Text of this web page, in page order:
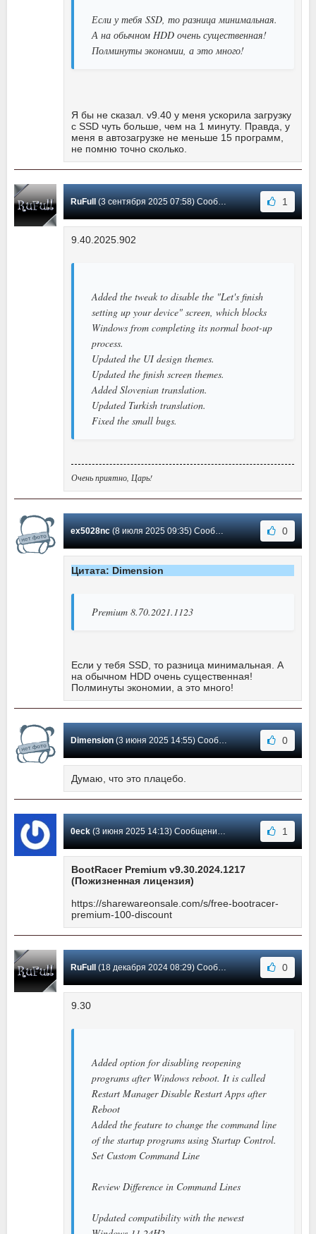
Если у тебя SSD, то разница минимальная.
А на обычном HDD очень существенная!
Полминуты экономии, а это много!
Я бы не сказал. v9.40 у меня ускорила загрузку
с SSD чуть больше, чем на 1 минуту. Правда, у
меня в автозагрузке не меньше 15 программ,
не помню точно сколько.
RuFull(3 сентября 2025 07:58) Сообщение #168 1
9.40.2025.902
Added the tweak to disable the "Let's finish
setting up your device" screen, which blocks
Windows from completing its normal boot-up
process.
Updated the UI design themes.
Updated the finish screen themes.
Added Slovenian translation.
Updated Turkish translation.
Fixed the small bugs.
Очень приятно, Царь!
ex5028nc(8 июля 2025 09:35) Сообщение #167 0
Цитата: Dimension
Premium 8.70.2021.1123
Если у тебя SSD, то разница минимальная. А
на обычном HDD очень существенная!
Полминуты экономии, а это много!
Dimension(3 июня 2025 14:55) Сообщение #166 0
Думаю, что это плацебо.
0eck(3 июня 2025 14:13) Сообщение #165 1
BootRacer Premium v9.30.2024.1217
(Пожизненная лицензия)
https://sharewareonsale.com/s/free-bootracer-
premium-100-discount
RuFull(18 декабря 2024 08:29) Сообщение #164 0
9.30
Added option for disabling reopening
programs after Windows reboot. It is called
Restart Manager Disable Restart Apps after
Reboot
Added the feature to change the command line
of the startup programs using Startup Control.
Set Custom Command Line
Review Difference in Command Lines
Updated compatibility with the newest